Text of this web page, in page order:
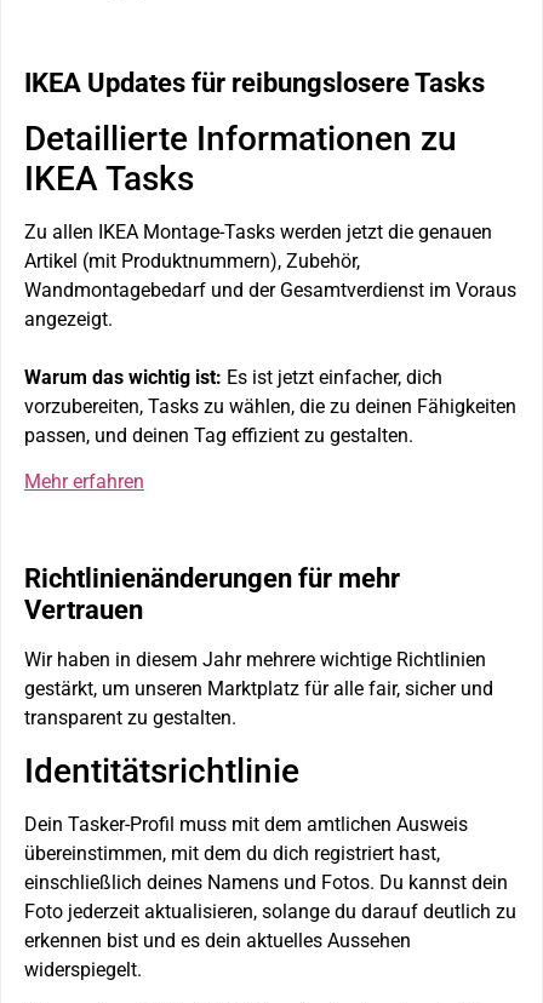
IKEA Updates für reibungslosere Tasks
Detaillierte Informationen zu
IKEA Tasks
Zu allen IKEA Montage-Tasks werden jetzt die genauen
Artikel (mit Produktnummern), Zubehör,
Wandmontagebedarf und der Gesamtverdienst im Voraus
angezeigt.
Warum das wichtig ist: Es ist jetzt einfacher, dich
vorzubereiten, Tasks zu wählen, die zu deinen Fähigkeiten
passen, und deinen Tag effizient zu gestalten.
Mehr erfahren
Richtlinienänderungen für mehr
Vertrauen
Wir haben in diesem Jahr mehrere wichtige Richtlinien
gestärkt, um unseren Marktplatz für alle fair, sicher und
transparent zu gestalten.
Identitätsrichtlinie
Dein Tasker-Profil muss mit dem amtlichen Ausweis
übereinstimmen, mit dem du dich registriert hast,
einschließlich deines Namens und Fotos. Du kannst dein
Foto jederzeit aktualisieren, solange du darauf deutlich zu
erkennen bist und es dein aktuelles Aussehen
widerspiegelt.